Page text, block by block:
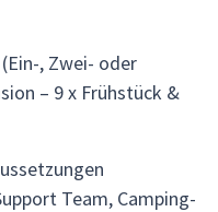
, Zwei- oder
– 9 x Frühstück &
Team, Camping-